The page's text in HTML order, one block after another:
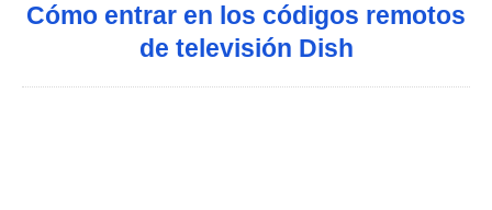
Cómo entrar en los códigos remotos
de televisión Dish